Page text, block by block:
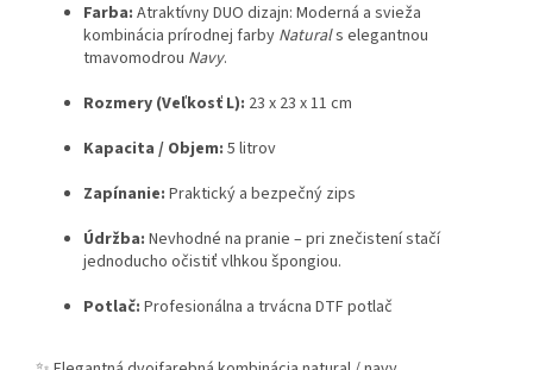
Farba: Atraktívny DUO dizajn: Moderná a svieža
kombinácia prírodnej farby Naturals elegantnou
tmavomodrou Navy.
Rozmery (Veľkosť L): 23 x 23 x 11 cm
Kapacita / Objem: 5 litrov
Zapínanie: Praktický a bezpečný zips
Údržba: Nevhodné na pranie – pri znečistení stačí
jednoducho očistiť vlhkou špongiou.
Potlač: Profesionálna a trvácna DTF potlač